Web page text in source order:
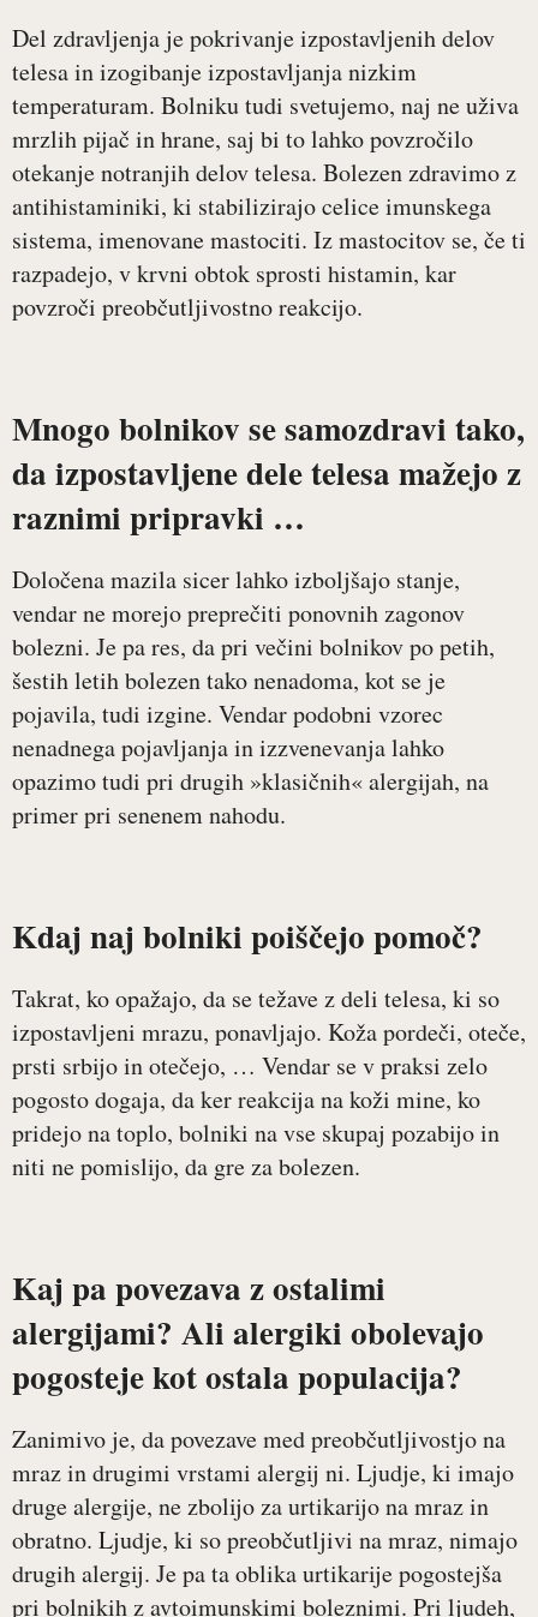
Del zdravljenja je pokrivanje izpostavljenih delov
telesa in izogibanje izpostavljanja nizkim
temperaturam. Bolniku tudi svetujemo, naj ne uživa
mrzlih pijač in hrane, saj bi to lahko povzročilo
otekanje notranjih delov telesa. Bolezen zdravimo z
antihistaminiki, ki stabilizirajo celice imunskega
sistema, imenovane mastociti. Iz mastocitov se, če ti
razpadejo, v krvni obtok sprosti histamin, kar
povzroči preobčutljivostno reakcijo.
Mnogo bolnikov se samozdravi tako,
da izpostavljene dele telesa mažejo z
raznimi pripravki …
Določena mazila sicer lahko izboljšajo stanje,
vendar ne morejo preprečiti ponovnih zagonov
bolezni. Je pa res, da pri večini bolnikov po petih,
šestih letih bolezen tako nenadoma, kot se je
pojavila, tudi izgine. Vendar podobni vzorec
nenadnega pojavljanja in izzvenevanja lahko
opazimo tudi pri drugih »klasičnih« alergijah, na
primer pri senenem nahodu.
Kdaj naj bolniki poiščejo pomoč?
Takrat, ko opažajo, da se težave z deli telesa, ki so
izpostavljeni mrazu, ponavljajo. Koža pordeči, oteče,
prsti srbijo in otečejo, … Vendar se v praksi zelo
pogosto dogaja, da ker reakcija na koži mine, ko
pridejo na toplo, bolniki na vse skupaj pozabijo in
niti ne pomislijo, da gre za bolezen.
Kaj pa povezava z ostalimi
alergijami? Ali alergiki obolevajo
pogosteje kot ostala populacija?
Zanimivo je, da povezave med preobčutljivostjo na
mraz in drugimi vrstami alergij ni. Ljudje, ki imajo
druge alergije, ne zbolijo za urtikarijo na mraz in
obratno. Ljudje, ki so preobčutljivi na mraz, nimajo
drugih alergij. Je pa ta oblika urtikarije pogostejša
pri bolnikih z avtoimunskimi boleznimi. Pri ljudeh,